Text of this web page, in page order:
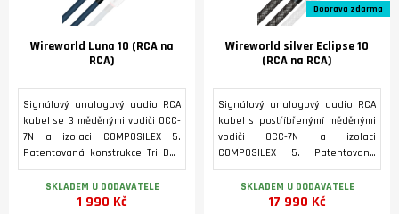
Wireworld Luna 10 (RCA na
RCA)
Signálový analogový audio RCA
kabel se 3 měděnými vodiči OCC-
7N a izolaci COMPOSILEX 5.
Patentovaná konstrukce Tri DNA
HELIX. Kabel je vybaven
konektory typu Gold-Tube RCA s
OFC kontakty pozlacenými 24K
SKLADEM U DODAVATELE
1 990 Kč
Doprava zdarma
Wireworld silver Eclipse 10
(RCA na RCA)
Signálový analogový audio RCA
kabel s postříbřenýmí měděnými
vodiči OCC-7N a izolaci
COMPOSILEX 5. Patentovaná
konstrukce QUAD DNA Helix.
Konektory jsou z postříbřené OFC
mědi s RCA konektory ve
SKLADEM U DODAVATELE
17 990 Kč